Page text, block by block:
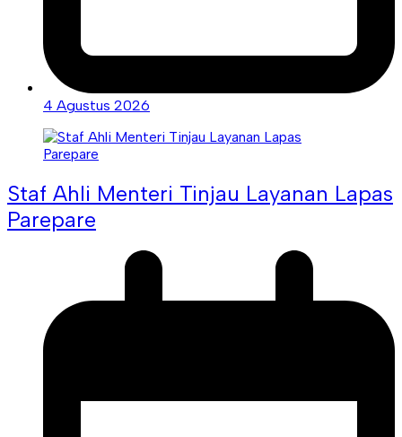
4 Agustus 2026
Staf Ahli Menteri Tinjau Layanan Lapas
Parepare